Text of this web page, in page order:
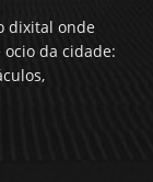
dixital onde
da cidade: